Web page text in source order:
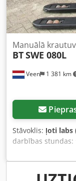
Veen 1 381 km
Manuālā
BTSWE 080L
Stāvoklis: ļoti labs
darbības stundas:
dakšu garums:1
cits, Pilna